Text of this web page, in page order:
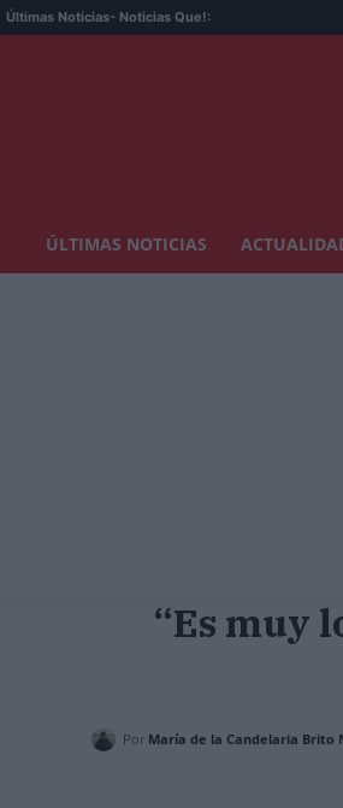
Últimas Noticias- Noticias Que!:
ÚLTIMAS NOTICIAS
“Es muy
Por María de la Candelaria Brito